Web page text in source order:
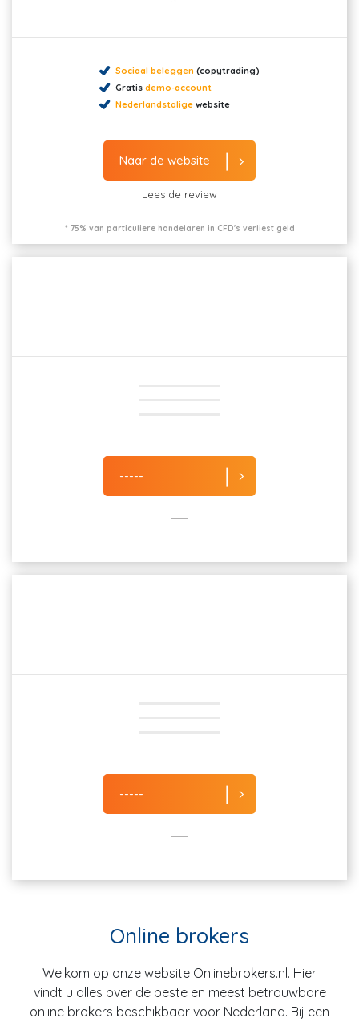
Sociaal beleggen (copytrading)
Gratis demo-account
Nederlandstalige website
Naar de website
Lees de review
* 75% van particuliere handelaren in CFD's verliest geld
-----
----
-----
----
Online brokers
Welkom op onze website Onlinebrokers.nl. Hier
vindt u alles over de beste en meest betrouwbare
online brokers beschikbaar voor Nederland. Bij een